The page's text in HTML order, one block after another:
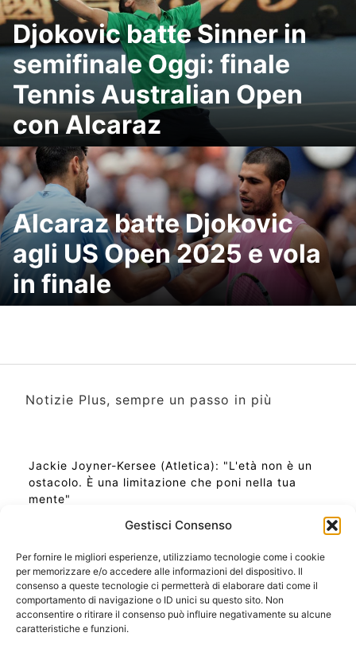
Gestisci Consenso
Per fornire le migliori esperienze, utilizziamo tecnologie come i cookie
per memorizzare e/o accedere alle informazioni del dispositivo. Il
consenso a queste tecnologie ci permetterà di elaborare dati come il
comportamento di navigazione o ID unici su questo sito. Non
acconsentire o ritirare il consenso può influire negativamente su alcune
caratteristiche e funzioni.
Djokovic batte Sinner in
semifinale Oggi: finale
Tennis Australian Open
con Alcaraz
Alcaraz batte Djokovic
agli US Open 2025 e vola
in finale
Notizie Plus, sempre un passo in più
Jackie Joyner-Kersee (Atletica): "L'età non è un
ostacolo. È una limitazione che poni nella tua
mente"
Ora Esatta in Italia in questo momento
Ti Senti Strano Ultimamente? Potrebbe Essere per
la Risonanza di Schumann
Come Sapere Se Stai Ascendendo alla Quinta